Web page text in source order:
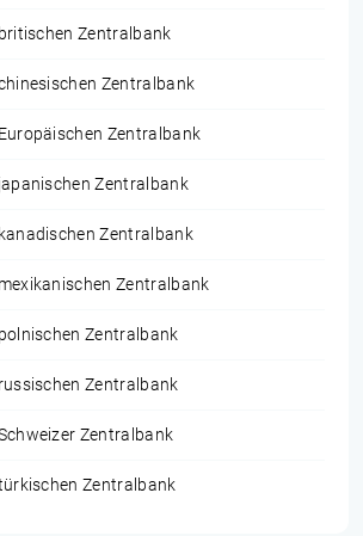
Zentralbank
Zentralbank
Zentralbank
Zentralbank
Zentralbank
Zentralbank
Zentralbank
Zentralbank
Zentralbank
Zentralbank